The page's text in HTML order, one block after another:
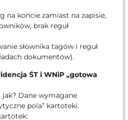
na koncie zamiast na zapisie,
brak reguł
słownika tagów i reguł
dokumentów).
ŚT i WNiP „gotowa
Dane wymagane
pola” kartoteki.